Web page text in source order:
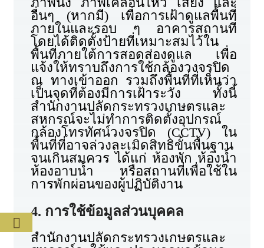
อื่นๆ (หากมี) เพื่อการเฝ้าดูแลพื้นที่
ภายในและรอบ ๆ อาคารสถานที่
โดยได้ติดตั้งป้ายที่เหมาะสมไว้ใน
พื้นที่ภายใต้การสอดส่องดูแล เพื่อ
แจ้งให้ทราบถึงการใช้กล้องวงจรปิด
ณ ทางเข้าออก รวมถึงพื้นที่ที่เห็นว่า
เป็นจุดที่ต้องมีการเฝ้าระวัง ทั้งนี้
สำนักงานปลัดกระทรวงเกษตรและ
สหกรณ์จะไม่ทำการติดตั้งอุปกรณ์
กล้องโทรทัศน์วงจรปิด (CCTV) ใน
พื้นที่ที่อาจล่วงละเมิดสิทธิขั้นพื้นฐาน
จนเกินสมควร ได้แก่ ห้องพัก ห้องน้ำ
ห้องอาบน้ำ หรือสถานที่เพื่อใช้ใน
การพักผ่อนของผู้ปฏิบัติงาน
4. การใช้ข้อมูลส่วนบุคคล
สำนักงานปลัดกระทรวงเกษตรและ